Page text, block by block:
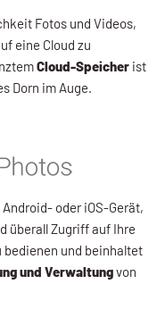
Fotos und Videos,
eine Cloud zu
Cloud-Speicher ist
Dorn im Auge.
oder iOS-Gerät,
überall Zugriff auf Ihre
bedienen und beinhaltet
und Verwaltungvon